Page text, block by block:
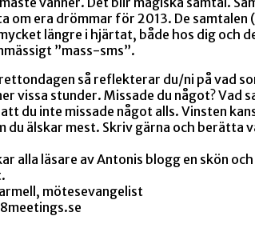
om era drömmar för 2013. De samtalen
längre i hjärtat, både hos dig och
”mass-sms”.
så reflekterar du/ni på vad
vissa stunder. Missade du något? Vad
du inte missade något alls. Vinsten
du älskar mest. Skriv gärna och berätta
alla läsare av Antonis blogg en skön
mötesevangelist